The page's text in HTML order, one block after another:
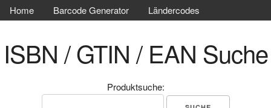
Home Barcode Generator Ländercodes
ISBN / GTIN / EAN Suche
Produktsuche: